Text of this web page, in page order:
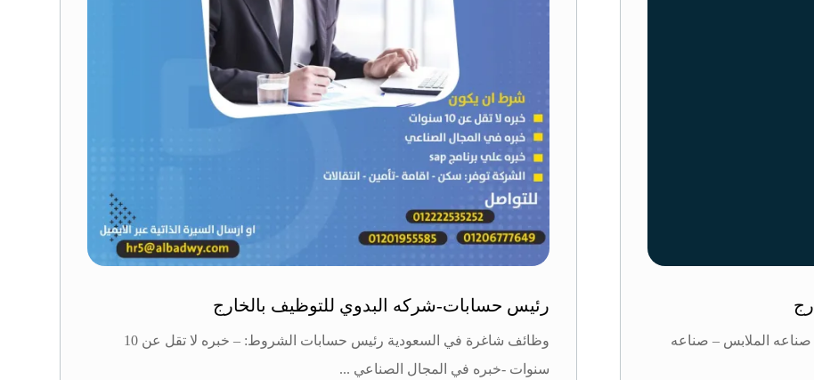
في قطاع ( صناعه الملابس – صناعه
رئيس حسابات-شركه البدوي للتوظيف بالخارج
وظائف شاغرة في السعودية رئيس حسابات الشروط: – خبره لا تقل عن 10
سنوات -خبره في المجال الصناعي ...